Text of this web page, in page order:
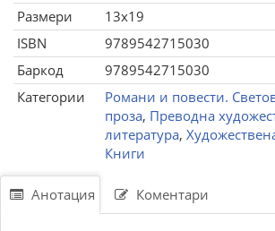
Размери
13x19
ISBN
9789542715030
Баркод
9789542715030
Категории
Романи и повести.
проза, Преводна
литература,
Книги
Анотация Коментари